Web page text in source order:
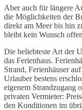
Aber auch für längere
die Möglichkeiten der
direkt am Meer bis hin
bleibt kein Wunsch
Die beliebteste Art der
das Ferienhaus.
Strand, Ferienhäuser
Urlauber bestens
eigenem Strandzugang
privaten Vermieter:
den Konditionen im